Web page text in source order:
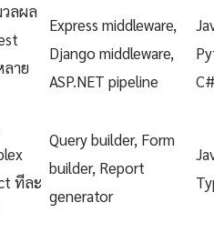
ลผล
าย
Express middleware,
Django middleware,
ASP.NET pipeline
ทีละ
Query builder, Form
builder, Report
generator